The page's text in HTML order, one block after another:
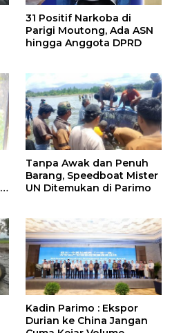
31 Positif Narkoba di
Parigi Moutong, Ada ASN
hingga Anggota DPRD
Tanpa Awak dan Penuh
Barang, Speedboat Mister
UN Ditemukan di Parimo
Kadin Parimo : Ekspor
Durian ke China Jangan